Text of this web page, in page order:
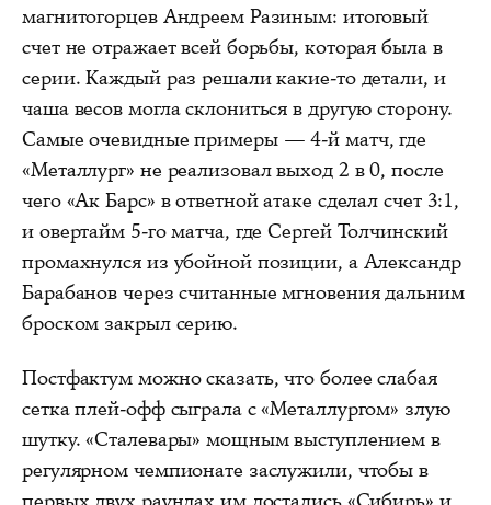
магнитогорцев Андреем Разиным: итоговый
счет не отражает всей борьбы, которая была в
серии. Каждый раз решали какие-то детали, и
чаша весов могла склониться в другую сторону.
Самые очевидные примеры — 4-й матч, где
«Металлург» не реализовал выход 2 в 0, после
чего «Ак Барс» в ответной атаке сделал счет 3:1,
и овертайм 5-го матча, где Сергей Толчинский
промахнулся из убойной позиции, а Александр
Барабанов через считанные мгновения дальним
броском закрыл серию.
Постфактум можно сказать, что более слабая
сетка плей-офф сыграла с «Металлургом» злую
шутку. «Сталевары» мощным выступлением в
регулярном чемпионате заслужили, чтобы в